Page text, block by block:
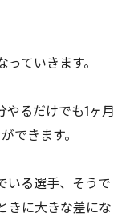
ていきます。
やるだけでも1ヶ月
できます。
いる選手、そうで
きに大きな差にな